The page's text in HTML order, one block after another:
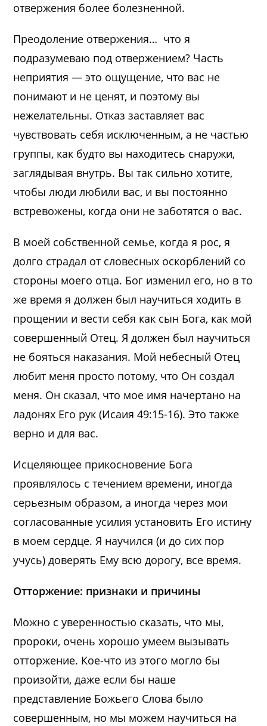
отвержения более болезненной.
Преодоление отвержения… что я
подразумеваю под отвержением? Часть
неприятия — это ощущение, что вас не
понимают и не ценят, и поэтому вы
нежелательны. Отказ заставляет вас
чувствовать себя исключенным, а не частью
группы, как будто вы находитесь снаружи,
заглядывая внутрь. Вы так сильно хотите,
чтобы люди любили вас, и вы постоянно
встревожены, когда они не заботятся о вас.
В моей собственной семье, когда я рос, я
долго страдал от словесных оскорблений со
стороны моего отца. Бог изменил его, но в то
же время я должен был научиться ходить в
прощении и вести себя как сын Бога, как мой
совершенный Отец. Я должен был научиться
не бояться наказания. Мой небесный Отец
любит меня просто потому, что Он создал
меня. Он сказал, что мое имя начертано на
ладонях Его рук (Исаия 49:15-16). Это также
верно и для вас.
Исцеляющее прикосновение Бога
проявлялось с течением времени, иногда
серьезным образом, а иногда через мои
согласованные усилия установить Его истину
в моем сердце. Я научился (и до сих пор
учусь) доверять Ему всю дорогу, все время.
Отторжение: признаки и причины
Можно с уверенностью сказать, что мы,
пророки, очень хорошо умеем вызывать
отторжение. Кое-что из этого могло бы
произойти, даже если бы наше
представление Божьего Слова было
совершенным, но мы можем научиться на